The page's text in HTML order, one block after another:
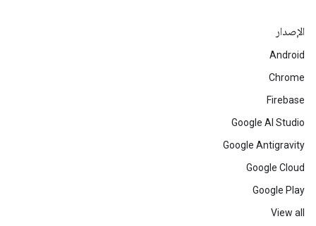
الإصدار
Android
Chrome
Firebase
Google AI Studio
Google Antigravity
Google Cloud
Google Play
View all